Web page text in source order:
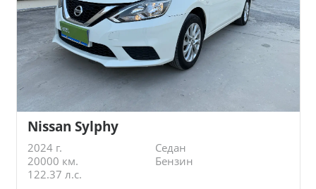
Nissan Sylphy
2024 г.
Седан
20000 км.
Бензин
122.37 л.с.